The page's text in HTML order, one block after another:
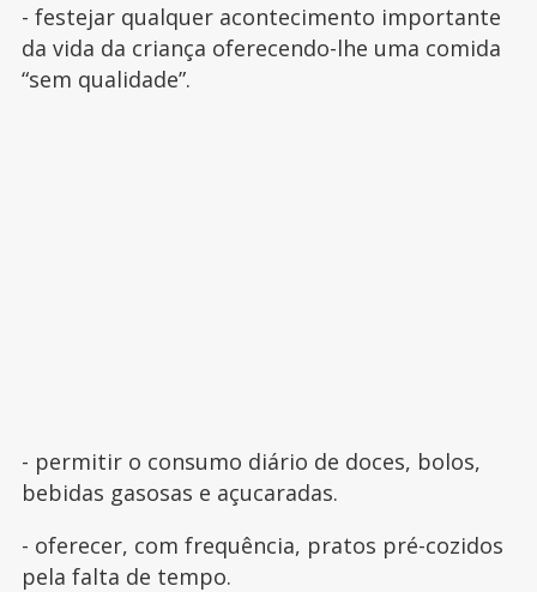
- festejar qualquer acontecimento importante
da vida da criança oferecendo-lhe uma comida
“sem qualidade”.
- permitir o consumo diário de doces, bolos,
bebidas gasosas e açucaradas.
- oferecer, com frequência, pratos pré-cozidos
pela falta de tempo.